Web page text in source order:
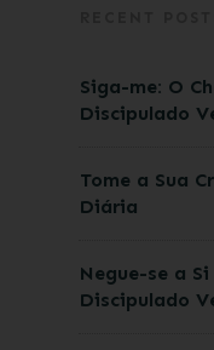
Siga-me: O
Discipulado
Tome a Sua
Diária
Negue-se a
Discipulado